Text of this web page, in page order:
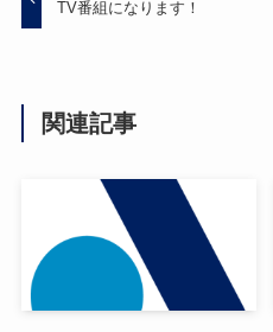
TV番組になります！
関連記事